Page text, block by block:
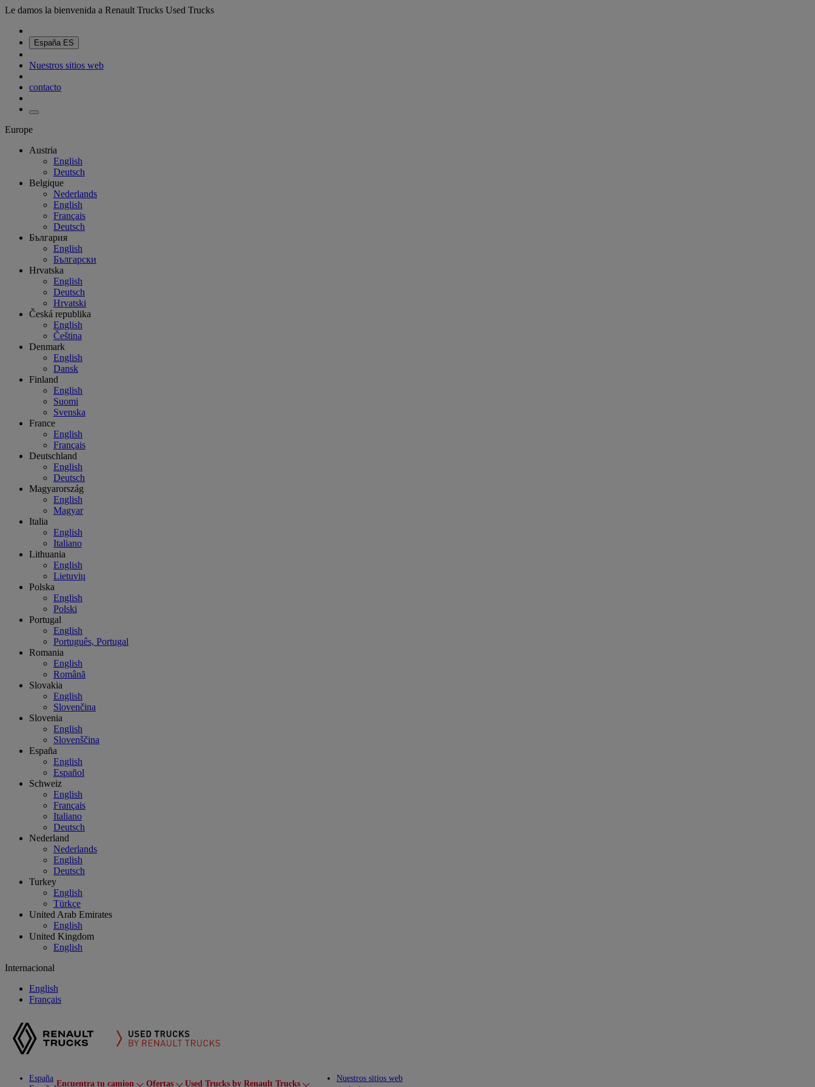
Le damos la bienvenida a Renault Trucks Used Trucks
España ES
Nuestros sitios web
contacto
Europe
Austria
English
Deutsch
Belgique
Nederlands
English
Français
Deutsch
България
English
Български
Hrvatska
English
Deutsch
Hrvatski
Česká republika
English
Čeština
Denmark
English
Dansk
Finland
English
Suomi
Svenska
France
English
Français
Deutschland
English
Deutsch
Magyarország
English
Magyar
Italia
English
Italiano
Lithuania
English
Lietuvių
Polska
English
Polski
Portugal
English
Português, Portugal
Romania
English
Română
Slovakia
English
Slovenčina
Slovenia
English
Slovenščina
España
English
Español
Schweiz
English
Français
Italiano
Deutsch
Nederland
Nederlands
English
Deutsch
Turkey
English
Türkçe
United Arab Emirates
English
United Kingdom
English
Internacional
English
Français
España
Encuentra tu camion Ofertas Used Trucks by Renault Trucks
Nuestros sitios web